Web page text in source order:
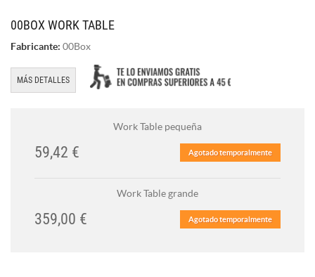
00BOX WORK TABLE
Fabricante: 00Box
MÁS DETALLES
Work Table pequeña
Agotado temporalmente
59,42 €
Work Table grande
Agotado temporalmente
359,00 €